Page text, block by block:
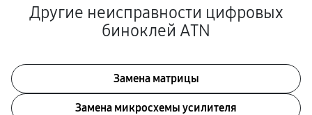
Другие неисправности цифровых
биноклей ATN
Замена матрицы
Замена микросхемы усилителя